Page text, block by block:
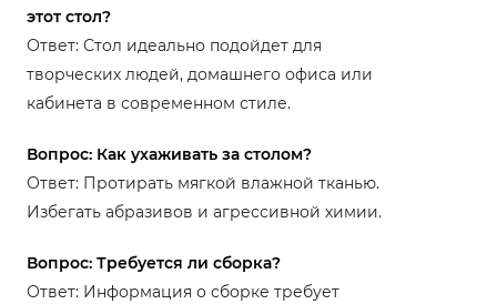
этот стол?
Ответ: Стол идеально подойдет для
творческих людей, домашнего офиса или
кабинета в современном стиле.
Вопрос: Как ухаживать за столом?
Ответ: Протирать мягкой влажной тканью.
Избегать абразивов и агрессивной химии.
Вопрос: Требуется ли сборка?
Ответ: Информация о сборке требует